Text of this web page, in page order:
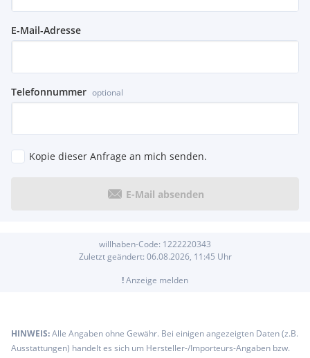
E-Mail-Adresse
Telefonnummer optional
Kopie dieser Anfrage an mich senden.
E-Mail absenden
willhaben-Code: 1222220343
Zuletzt geändert: 06.08.2026, 11:45 Uhr
!Anzeige melden
HINWEIS:Alle Angaben ohne Gewähr. Bei einigen angezeigten Daten (z.B.
Ausstattungen) handelt es sich um Hersteller-/Importeurs-Angaben bzw.